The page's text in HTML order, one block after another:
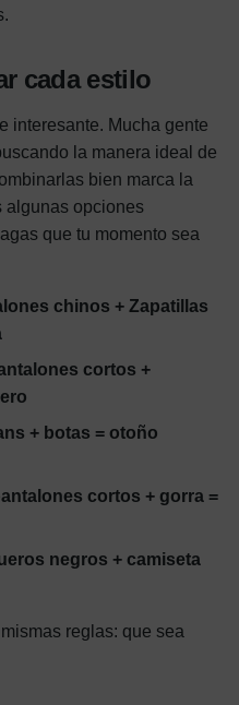
cada estilo
interesante. Mucha gente
la manera ideal de
bien marca la
algunas opciones
que tu momento sea
chinos + Zapatillas
cortos +
+ botas = otoño
cortos + gorra =
negros + camiseta
reglas: que sea